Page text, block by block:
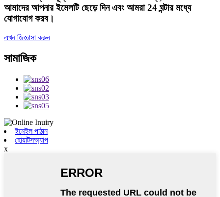
আমাদের আপনার ইমেলটি ছেড়ে দিন এবং আমরা 24 ঘন্টার মধ্যে
যোগাযোগ করব।
এখন জিজ্ঞাসা করুন
সামাজিক
ইমেইল পাঠান
হোয়াটসঅ্যাপ
x